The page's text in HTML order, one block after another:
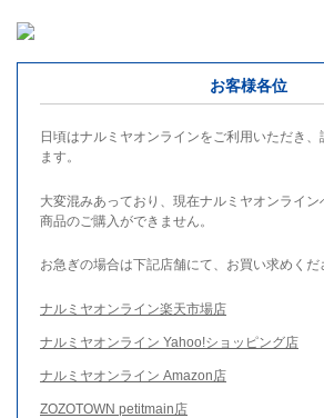
お客様各位
日頃はナルミヤオンラインをご利用いただき
ます。
大変混みあっており、現在ナルミヤオンライ
商品のご購入ができません。
お急ぎの場合は下記店舗にて、お買い求めくだ
ナルミヤオンライン楽天市場店
ナルミヤオンライン Yahoo!ショッピング店
ナルミヤオンライン Amazon店
ZOZOTOWN petitmain店